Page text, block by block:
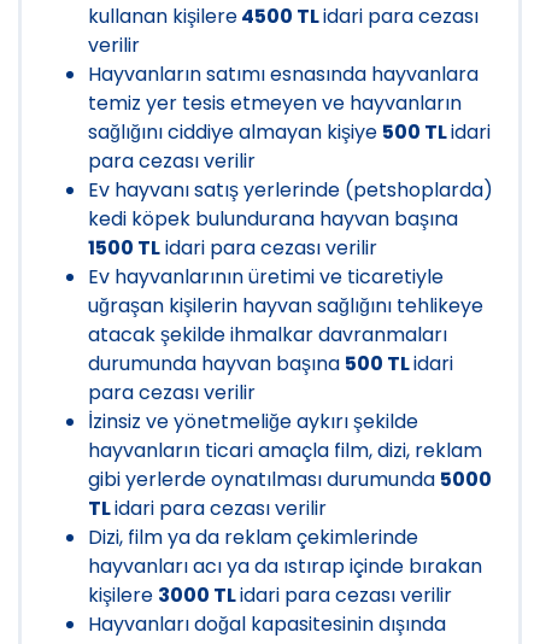
kullanan kişilere4500 TLidari para cezası
verilir
Hayvanların satımı esnasında hayvanlara
temiz yer tesis etmeyen ve hayvanların
sağlığını ciddiye almayan kişiye 500 TLidari
para cezası verilir
Ev hayvanı satış yerlerinde (petshoplarda)
kedi köpek bulundurana hayvan başına
1500 TLidari para cezası verilir
Ev hayvanlarının üretimi ve ticaretiyle
uğraşan kişilerin hayvan sağlığını tehlikeye
atacak şekilde ihmalkar davranmaları
durumunda hayvan başına 500 TLidari
para cezası verilir
İzinsiz ve yönetmeliğe aykırı şekilde
hayvanların ticari amaçla film, dizi, reklam
gibi yerlerde oynatılması durumunda 5000
TLidari para cezası verilir
Dizi, film ya da reklam çekimlerinde
hayvanları acı ya da ıstırap içinde bırakan
kişilere 3000 TLidari para cezası verilir
Hayvanları doğal kapasitesinin dışında